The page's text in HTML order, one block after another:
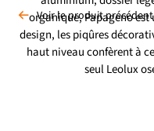
Voir le produit précédent
organique, Papageno
design, les piqûres
haut niveau confèrent à
seul Leolux